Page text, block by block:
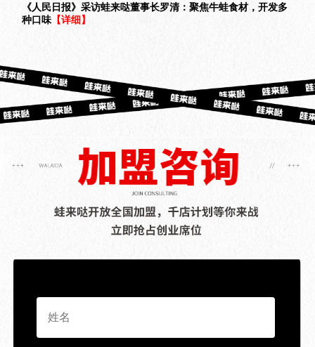
《人民日报》采访蛙来哒董事长罗清：聚焦牛蛙食材，开发多
种口味 【详细】